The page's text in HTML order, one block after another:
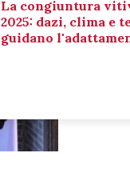
La congiuntura
2025: dazi, clima e
guidano